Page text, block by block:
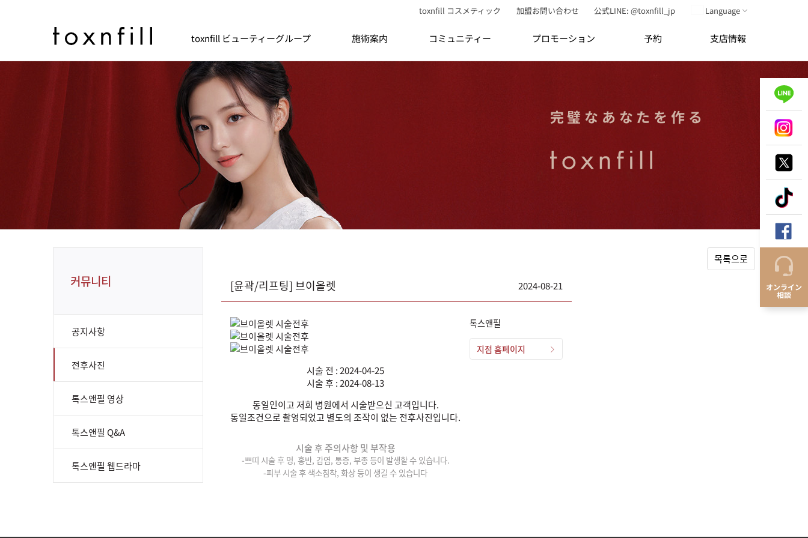
toxnfill コスメティック 加盟お問い合わせ 公式LINE: @toxnfill_jp Language
toxnfill ビューティーグループ 施術案内 コミュニティー プロモーション 予約 支店情報
完璧 な あ な た を 作 る
커뮤니티
공지사항
전후사진
톡스앤필 영상
톡스앤필 Q&A
톡스앤필 웹드라마
목록으로
[윤곽/리프팅] 브이올렛 2024-08-21
시술 전 : 2024-04-25
시술 후 : 2024-08-13
동일인이고 저희 병원에서 시술받으신 고객입니다.
동일조건으로 촬영되었고 별도의 조작이 없는 전후사진입니다.
시술 후 주의사항 및 부작용
-쁘띠 시술 후 멍, 홍반, 감염, 통증, 부종 등이 발생할 수 있습니다.
-피부 시술 후 색소침착, 화상 등이 생길 수 있습니다
톡스앤필
지점 홈페이지
オンライン
相談